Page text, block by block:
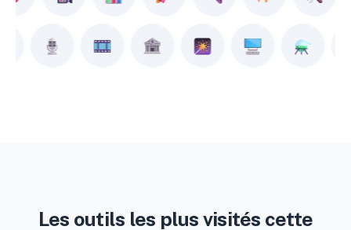
Les outils les plus visités cette